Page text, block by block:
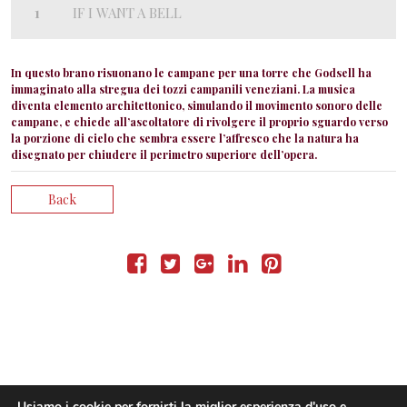
IF I WANT A BELL
In questo brano risuonano le campane per una torre che Godsell ha
immaginato alla stregua dei tozzi campanili veneziani. La musica
diventa elemento architettonico, simulando il movimento sonoro delle
campane, e chiede all’ascoltatore di rivolgere il proprio sguardo verso
la porzione di cielo che sembra essere l’affresco che la natura ha
disegnato per chiudere il perimetro superiore dell’opera.
Back